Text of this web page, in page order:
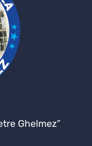
Ghelmez”